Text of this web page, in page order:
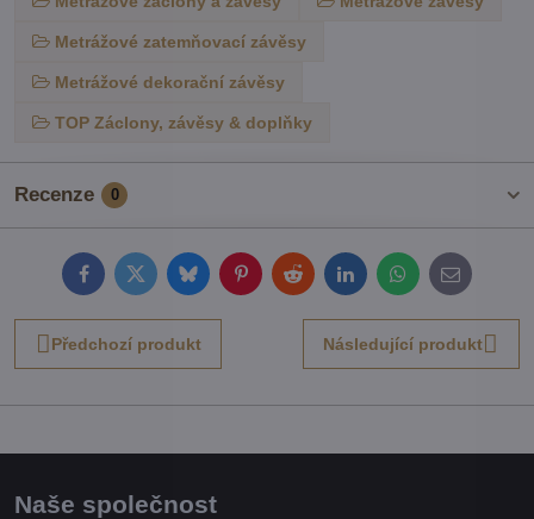
Metrážové zatemňovací závěsy
Metrážové dekorační závěsy
TOP Záclony, závěsy & doplňky
Recenze 0
FacebookTwitterBlueskyPinterestRedditLinkedInWhatsApp
E-
mail
Předchozí produkt Následující produkt
Naše společnost